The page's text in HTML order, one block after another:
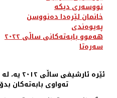
نووسەری دیکە
خانمان لێرەدا دەنووسن
پەیوەندی
هەموو بابەتەکانی ساڵی ٢٠٢٢
سەرەتا
ئێرە
تەواوی بابەتەکان بدۆزیتەوە. یان لەڕێگەی